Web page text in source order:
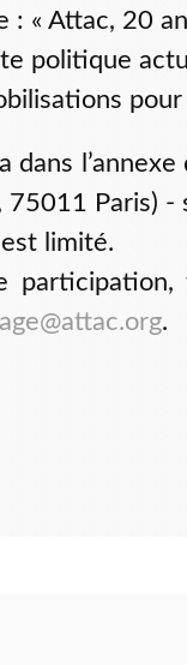
: « Attac, 20
politique
dans
75011 Paris) -
limité.
participation,
.